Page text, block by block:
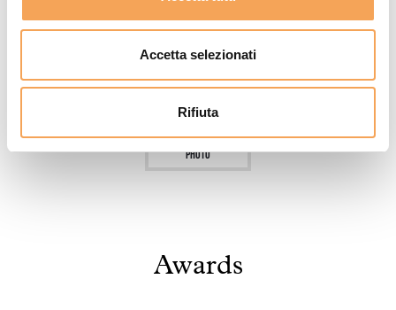
Accetta selezionati
Rifiuta
Telefono
Photo
Awards